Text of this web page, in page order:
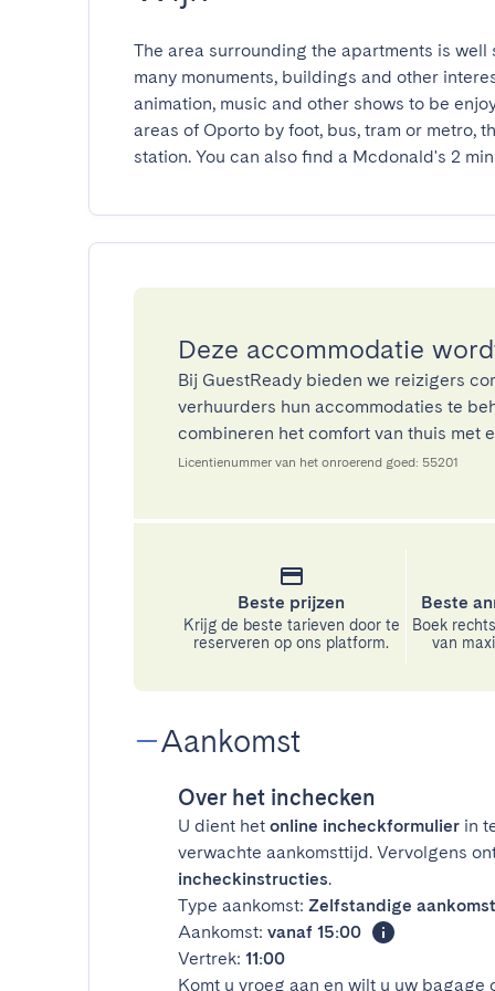
The area surrounding the apartments is
many monuments, buildings and other
animation, music and other shows to be
areas of Oporto by foot, bus, tram or metro,
station. You can also find a Mcdonald's 2
Deze accommodatie
Bij GuestReady bieden we reizigers
verhuurders hun accommodaties te
combineren het comfort van thuis met
Licentienummer van het onroerend goed: 55201
Beste prijzen
Krijg de beste tarieven door te
reserveren op ons platform.
Beste
Boek
van
Aankomst
Over het inchecken
U dient het online incheckformulier in
verwachte aankomsttijd. Vervolgens
incheckinstructies.
Type aankomst: Zelfstandige aankomst
Aankomst: vanaf 15:00
Vertrek: 11:00
Komt u vroeg aan en wilt u uw bagage